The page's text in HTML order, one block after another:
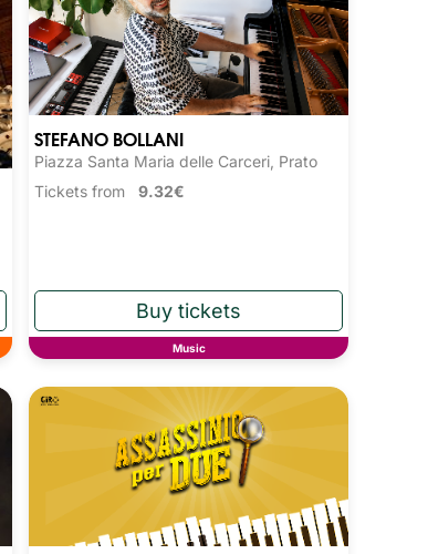
STEFANO BOLLANI
Piazza Santa Maria delle Carceri, Prato
Tickets from9.32€
Music